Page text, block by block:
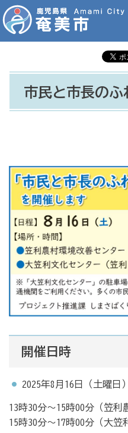
市民と市長のふ
開催日時
2025年8月16日（土曜日）
13時30分～15時00分（笠利
15時30分～17時00分（大笠